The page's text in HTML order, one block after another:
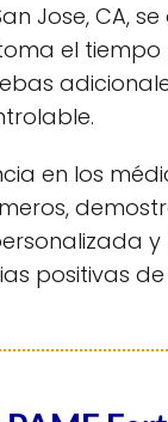
Jose, CA,
el
en los
positivas